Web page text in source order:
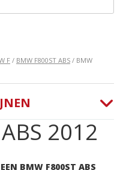
F/ BMW F800ST ABS / BMW
2012
BMW F800ST ABS